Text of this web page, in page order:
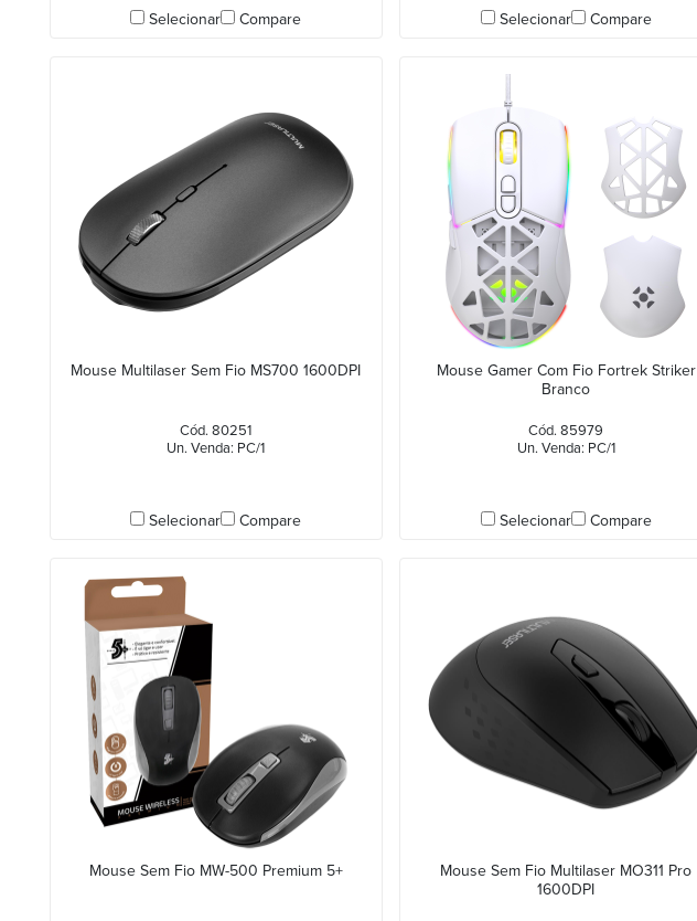
Selecionar Compare Selecionar Compare
Mouse Multilaser Sem Fio MS700 1600DPI
Cód. 80251
Un. Venda: PC/1
Selecionar Compare
Mouse Gamer Com Fio Fortrek Striker
Branco
Cód. 85979
Un. Venda: PC/1
Selecionar Compare
Mouse Sem Fio MW-500 Premium 5+
Mouse Sem Fio Multilaser MO311 Pro
1600DPI